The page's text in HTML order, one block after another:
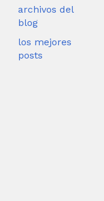
archivos del
blog
los mejores
posts